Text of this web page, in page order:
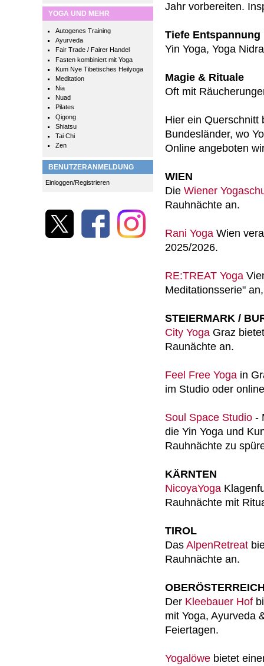
YOGA UND MEHR
Autogenes Training
Ayurveda
Fair Trade / Fairer Handel
Fasten kombiniert mit Yoga
Kum Nye Tibetisches Heilyoga
Meditation
Nia
Nuad
Pilates
Qigong
Shiatsu
Tai Chi
Zen
BENUTZERANMELDUNG
Einloggen/Registrieren
Jahr vorbereiten.
Tiefe Entspannung
Yin Yoga, Yoga
Magie & Rituale
Oft mit
Hier ein Querschnitt
Bundesländer, wo
Online angeboten
WIEN
Die Wiener
Rauhnächte an.
Rani Yoga Wien
2025/2026.
RE:TREAT Yoga
Meditationsserie"
STEIERMARK /
City Yoga Graz
Raunächte an.
Feel Free Yoga in
im Studio oder
Soul Space Studio -
die Yin Yoga und
Rauhnächte zu
KÄRNTEN
NicoyaYoga
Rauhnächte mit
TIROL
Das AlpenRetreat
Rauhnächte an.
Der Kleebauer Hof
mit Yoga, Ayurveda
Feiertagen.
Yogalöwe bietet